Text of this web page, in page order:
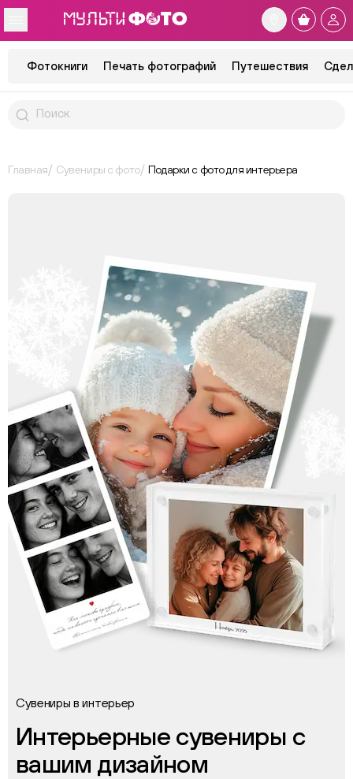
Фотокниги Печать фотографий Путешествия
Главная Сувениры с фото Подарки с фото для интерьера
Сувениры в интерьер
Интерьерные сувениры с
вашим дизайном